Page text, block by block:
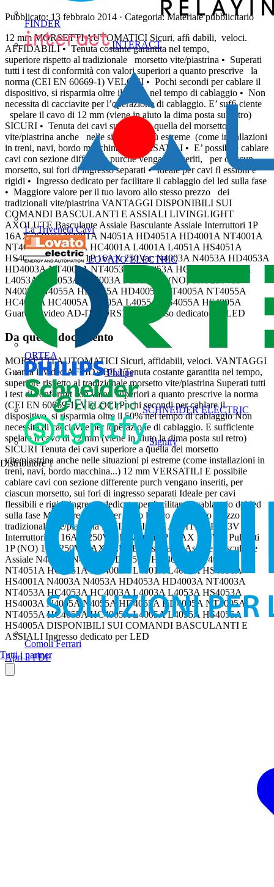
FINDER
INTERACT
La Triveneta Cavi
LOVATO ELECTRIC
ORTEA
Philips
SCHNEIDER ELECTRIC
Signify
Distributore 1
Comoli Ferrari
Tutti i partner
Pubblicato: 13 febbraio 2014 · Categoria: Materiale pubblicitario
12 mm MORSETTI AUTOMATICI Sicuri, afﬁ dabili, veloci.
AFFIDABILI • Tenuta costante garantita nel tempo,
superiore rispetto al tradizionale morsetto vite/piastrina • Superati
tutti i test di conformità con valori superiori a quanto prescrive la
norma (CEI EN 60669-1) VELOCI • Pochi secondi per cablare il
dispositivo, si risparmia oltre il 50% nel tempo di cablaggio • Non
necessita di cacciavite per l’operazione di cablaggio. E’ sufﬁ ciente
spelare il cavo di 12 mm (viene in aiuto la dima posta sul retro)
SICURI • Tenuta dei cavi superiore a quella del morsetto
vite/piastrina anche nelle situazioni più estreme (come installazioni
in treni, navi, bordo macchina...) VERSATILI • E’ possibile cablare
cavi con sezione differente purchè vengano inseriti, per ciascun
morsetto, sui fori di ingresso separati • Ideale per cavi ﬂ essibili e
rigidi • Ingresso dedicato per facilitare il cablaggio del led sulla fase
• Maggiore valore per il tuo lavoro allo stesso prezzo dei
tradizionali vite/piastrina VANTAGGI DISPONIBILI SUI
COMANDI BASCULANTI E ASSIALI LIVINGLIGHT
AXOLUTE Basculante Assiale Basculante Assiale Interruttori 1P
16AX 250Vac N4001A N4051A HD4051A HD4001A NT4001A
NT4051A HC4051A HC4001A L4001A L4051A HS4051A
HS4001A Deviatori 1P 16AX 250Vac N4003A N4053A HD4053A
HD4003A NT4003A NT4053A HC4053A HC4003A L4003A
L4053A HS4053A HS4003A Pulsanti 1P (NO) 10A 250Vac
N4005A N4055A HD4055A HD4005A NT4005A NT4055A
HC4055A HC4005A L4005A L4055A HS4055A HS4005A
Guarda il video AD-ITMORS13V Ingresso dedicato per LED
Da questo documento
MORSETTI AUTOMATICI Sicuri, affidabili, veloci. VANTAGGI
Guarda il video AFFIDABILI Tenuta costante garantita nel tempo,
superiore rispetto al tradizionale morsetto vite/piastrina Superati tutti
i test di conformit con valori superiori a quanto prescrive la norma
(CEI EN 60669-1) VELOCI Pochi secondi per cablare il
dispositivo, si risparmia oltre il 50% nel tempo di cablaggio Non
necessita di cacciavite per loperazione di cablaggio. E sufficiente
spelare il cavo di 12 mm (viene in aiuto la dima posta sul retro)
SICURI Tenuta dei cavi superiore a quella del morsetto
vite/piastrina anche nelle situazioni pi estreme (come installazioni in
treni, navi, bordo macchina...) 12 mm VERSATILI E possibile
cablare cavi con sezione differente purch vengano inseriti, per
ciascun morsetto, sui fori di ingresso separati Ideale per cavi
flessibili e rigidi Ingresso dedicato per facilitare il cablaggio del led
sulla fase Maggiore valore per il tuo lavoro allo stesso prezzo dei
tradizionali vite/piastrina LIVINGLIGHT AD-ITMORS13V
Interruttori 1P 16AX 250Vac Deviatori 1P 16AX 250Vac Pulsanti
1P (NO) 10A 250Vac AXOLUTE Basculante Assiale Basculante
Assiale N4001A N4051A HD4051A HD4001A NT4001A
NT4051A HC4051A HC4001A L4001A L4051A HS4051A
HS4001A N4003A N4053A HD4053A HD4003A NT4003A
NT4053A HC4053A HC4003A L4003A L4053A HS4053A
HS4003A N4005A N4055A HD4055A HD4005A NT4005A
NT4055A HC4055A HC4005A L4005A L4055A HS4055A
HS4005A DISPONIBILI SUI COMANDI BASCULANTI E
ASSIALI Ingresso dedicato per LED
Apri il PDF